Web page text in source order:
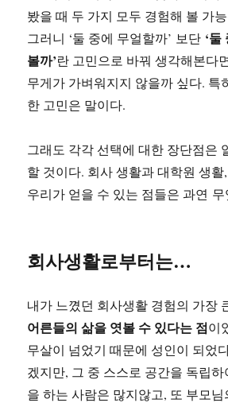
봤을 때 두 가지 모두 경험해 볼 가
그러니 ‘둘 중에 무얼할까’ 보단 ‘둘
볼까’란 고민으로 바꿔 생각해본다
무게가 가벼워지지 않을까 싶다. 특
한 고민은 말이다.
그래도 각각 선택에 대한 장단점은
할 것이다. 회사 생활과 대학원 생
우리가 얻을 수 있는 점들은 과연 무
회사생활로부터는…
내가 느꼈던 회사생활 경험의 가장
어른들의 삶을 엿볼 수 있다는 점이
무살이 넘었기 때문에 성인이 되었
겠지만, 그 중 스스로 공간을 독립
을 하는 사람은 많지않고, 또 부모